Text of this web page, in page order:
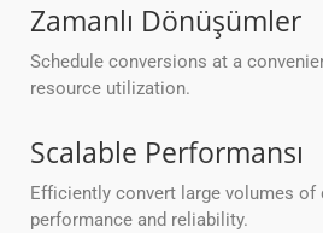
Zamanlı Dönüşümler
Schedule conversions at a
resource utilization.
Scalable Performansı
Efficiently convert large volumes of
performance and reliability.